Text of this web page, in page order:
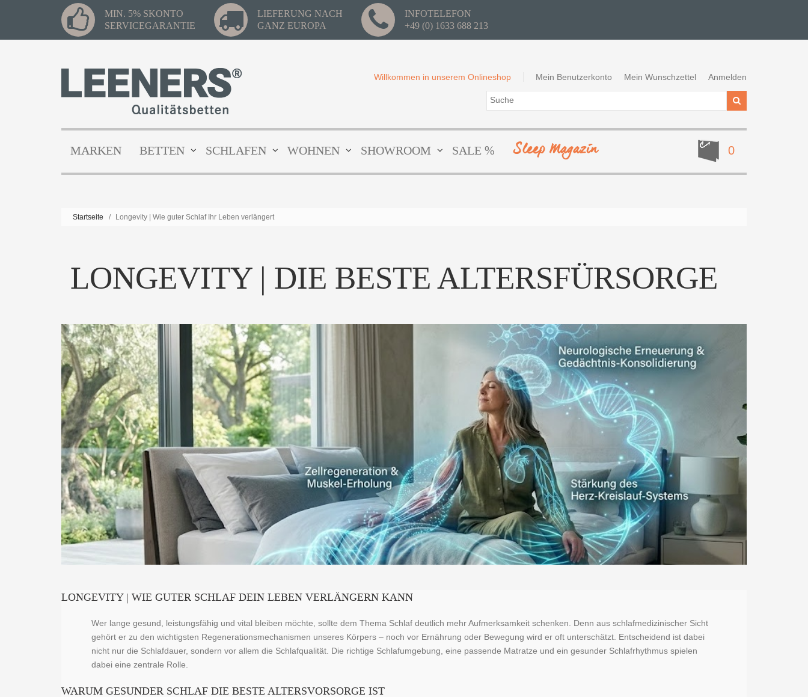
MIN. 5% SKONTO
SERVICEGARANTIE
LIEFERUNG NACH
GANZ EUROPA
INFOTELEFON
+49 (0) 1633 688 213
Mein Benutzerkonto Mein Wunschzettel Anmelden
Willkommen in unserem Onlineshop
0
MARKEN BETTEN SCHLAFEN WOHNEN SHOWROOM SALE % Sleep Magazin
Startseite / Longevity | Wie guter Schlaf Ihr Leben verlängert
LONGEVITY | DIE BESTE ALTERSFÜRSORGE
LONGEVITY | WIE GUTER SCHLAF DEIN LEBEN VERLÄNGERN KANN
Wer lange gesund, leistungsfähig und vital bleiben möchte, sollte dem Thema Schlaf deutlich mehr Aufmerksamkeit schenken. Denn aus schlafmedizinischer Sicht
gehört er zu den wichtigsten Regenerationsmechanismen unseres Körpers – noch vor Ernährung oder Bewegung wird er oft unterschätzt. Entscheidend ist dabei
nicht nur die Schlafdauer, sondern vor allem die Schlafqualität. Die richtige Schlafumgebung, eine passende Matratze und ein gesunder Schlafrhythmus spielen
dabei eine zentrale Rolle.
WARUM GESUNDER SCHLAF DIE BESTE ALTERSVORSORGE IST